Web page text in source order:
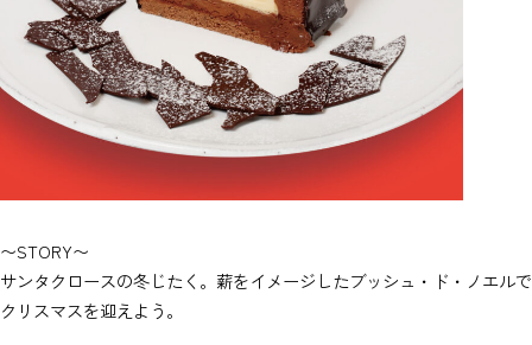
〜STORY〜
サンタクロースの冬じたく。薪をイメージしたブッシュ・ド・ノエルで
クリスマスを迎えよう。